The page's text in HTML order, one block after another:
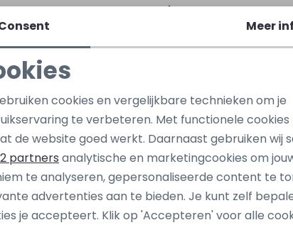
Ecru melee
Lerros
2595420 Blauw
79,99
cookies
cookies Marketing cookies
Meer
cookies en vergelijkbare technieken om je
te verbeteren. Met functionele cookies
de website goed werkt. Daarnaast gebruiken wij
2 partners analytische en marketingcookies om
te analyseren, gepersonaliseerde content te
advertenties aan te bieden. Je kunt zelf
je accepteert. Klik op 'Accepteren' voor alle